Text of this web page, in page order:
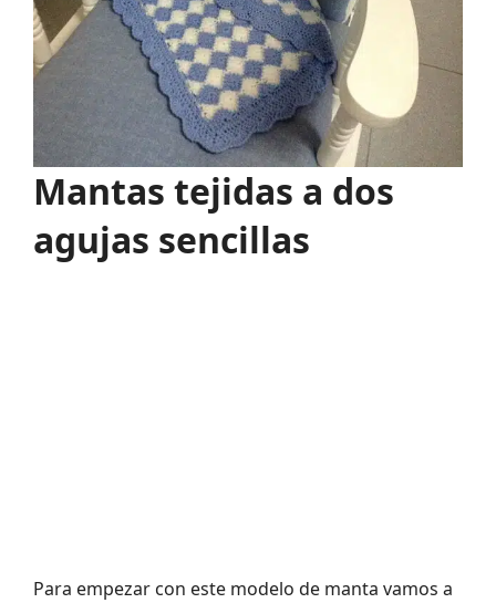
Mantas tejidas a dos
agujas sencillas
Para empezar con este modelo de manta vamos a